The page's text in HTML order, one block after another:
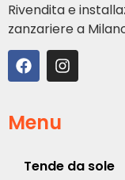
Rivendita e
zanzariere a
Menu
Tende da sole